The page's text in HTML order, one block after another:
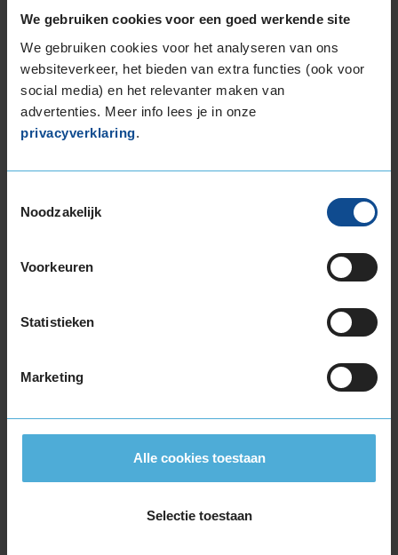
We gebruiken cookies voor een goed werkende site
We gebruiken cookies voor het analyseren van ons
websiteverkeer, het bieden van extra functies (ook voor
social media) en het relevanter maken van
advertenties. Meer info lees je in onze
privacyverklaring.
Noodzakelijk
Voorkeuren
Statistieken
Marketing
Alle cookies toestaan
Selectie toestaan
E-bikes (elektrische fietsen)
Stadsfietsen
Bakfietsen (cargo bikes)
Fietsonderhoudsbeurt
Fietsbandenservice
KwikFit e-bike service en fietsreparatie is te vinden
KwikFit-vestiging op de Overtoom
36-40in Amsterdam centrum. Onze
welkom. Bellen kan ook:
KwikFit-vestiging op de Wibautstraat 40-42